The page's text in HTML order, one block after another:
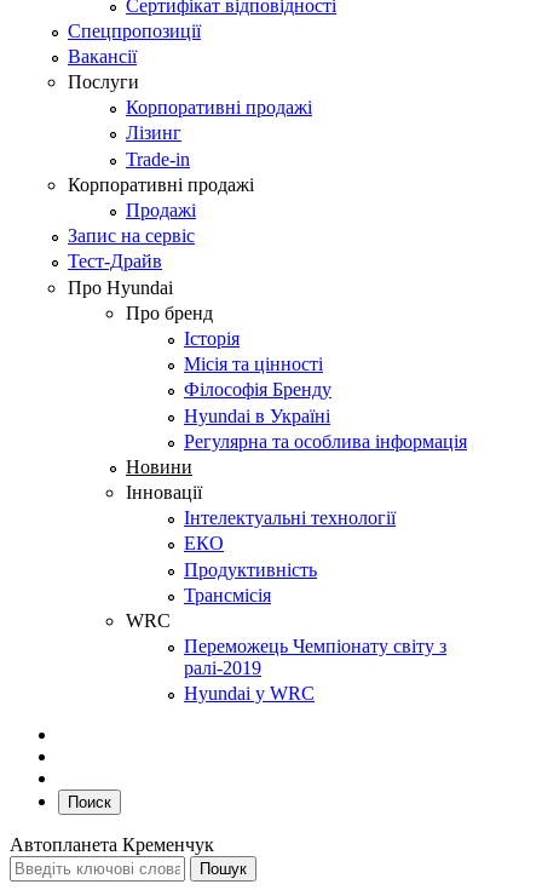
Сертифікат відповідності
Спецпропозиції
Вакансії
Послуги
Корпоративні продажі
Лізинг
Trade-in
Корпоративні продажі
Продажі
Запис на сервіс
Тест-Драйв
Про Hyundai
Про бренд
Історія
Місія та цінності
Філософія Бренду
Hyundai в Україні
Регулярна та особлива інформація
Новини
Інновації
Інтелектуальні технології
ЕКО
Продуктивність
Трансмісія
WRC
Переможець Чемпіонату світу з
ралі-2019
Hyundai у WRC
Поиск
Автопланета Кременчук